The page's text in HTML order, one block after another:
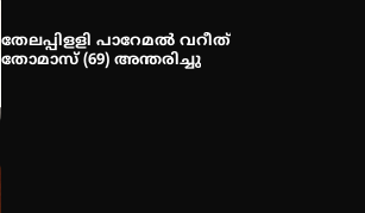
തേലപ്പിളളി പാറേമൽ വറീത്
തോമാസ് (69) അന്തരിച്ചു